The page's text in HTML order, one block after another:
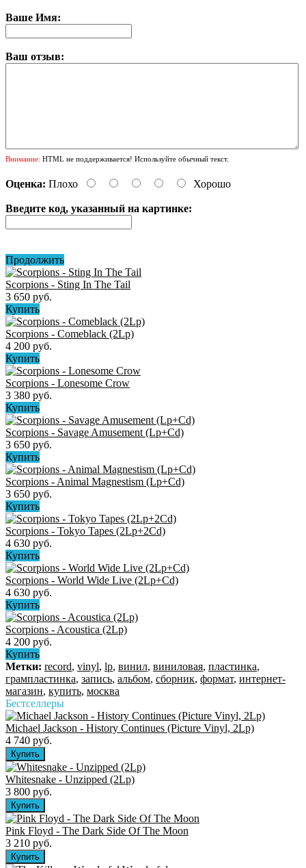
Ваше Имя:
Ваш отзыв:
Внимание: HTML не поддерживается! Используйте обычный текст.
Оценка: Плохо Хорошо
Введите код, указанный на картинке:
Продолжить
Scorpions - Sting In The Tail
3 650 руб.
Купить
Scorpions - Comeblack (2Lp)
4 200 руб.
Купить
Scorpions - Lonesome Crow
3 380 руб.
Купить
Scorpions - Savage Amusement (Lp+Cd)
3 650 руб.
Купить
Scorpions - Animal Magnestism (Lp+Cd)
3 650 руб.
Купить
Scorpions - Tokyo Tapes (2Lp+2Cd)
4 630 руб.
Купить
Scorpions - World Wide Live (2Lp+Cd)
4 630 руб.
Купить
Scorpions - Acoustica (2Lp)
4 200 руб.
Купить
Метки: record, vinyl, lp, винил, виниловая, пластинка,
грампластинка, запись, альбом, сборник, формат, интернет-
магазин, купить, москва
Бестселлеры
Michael Jackson - History Continues (Picture Vinyl, 2Lp)
4 740 руб.
Whitesnake - Unzipped (2Lp)
3 800 руб.
Pink Floyd - The Dark Side Of The Moon
3 210 руб.